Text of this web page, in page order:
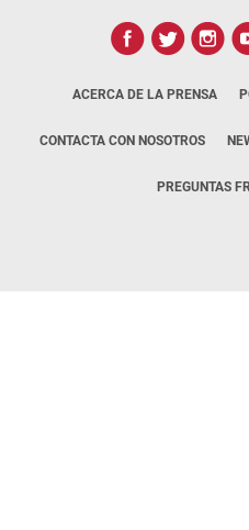
ACERCA DE LA PRENSA
CONTACTA CON NOSOTROS
PREGUNTAS